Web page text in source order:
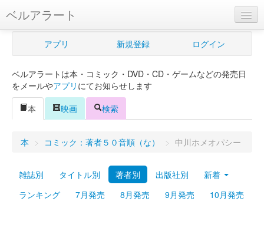
ベルアラート
ベルアラートとは
新規登録
ログイン
Myシェルフ
プレミアム
アプリ 新規登録 ログイン
ベルアラートは本・コミック・DVD・CD・ゲームなどの発売日
をメールやアプリ にてお知らせします
本
映画 検索
本 > コミック：著者５０音順（な） > 中川ホメオパシー
雑誌別 タイトル別 著者別 出版社別
新着
ランキング
7月発売 8月発売 9月発売 10月発売